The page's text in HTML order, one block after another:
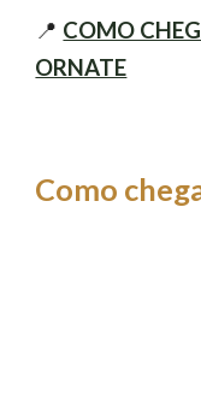
📍 COMO
ORNATE
Como